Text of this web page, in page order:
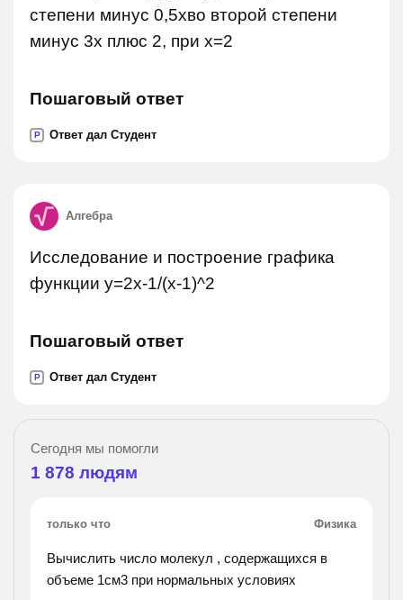
степени минус 0,5xво второй степени
минус 3x плюс 2, при x=2
Пошаговый ответ
P Ответ дал Студент
Алгебра
Исследование и построение графика
функции y=2x-1/(x-1)^2
Пошаговый ответ
P Ответ дал Студент
Сегодня мы помогли
1 878 людям
только что Физика
Вычислить число молекул , содержащихся в
объеме 1см3 при нормальных условиях